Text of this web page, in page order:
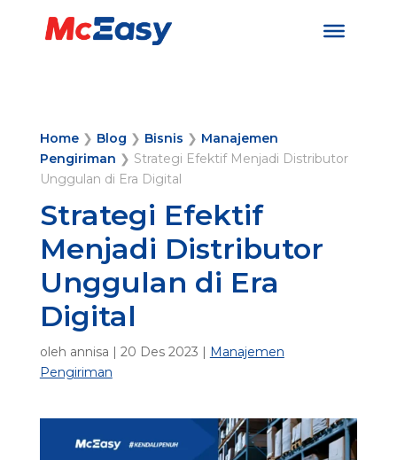
Home❯ Blog ❯ Bisnis ❯ Manajemen
Pengiriman ❯ Strategi Efektif Menjadi Distributor
Unggulan di Era Digital
Strategi Efektif
Menjadi Distributor
Unggulan di Era
Digital
oleh annisa | 20 Des 2023 | Manajemen
Pengiriman